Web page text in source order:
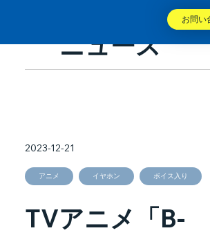
お問い
ニュース
TVアニメ「B-
アニメ イヤホン ボイス入り
2023-12-21